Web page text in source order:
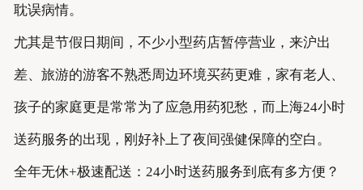
耽误病情。
尤其是节假日期间，不少小型药店暂停营业，来沪出
差、旅游的游客不熟悉周边环境买药更难，家有老人、
孩子的家庭更是常常为了应急用药犯愁，而上海24小时
送药服务的出现，刚好补上了夜间强健保障的空白。
全年无休+极速配送：24小时送药服务到底有多方便？